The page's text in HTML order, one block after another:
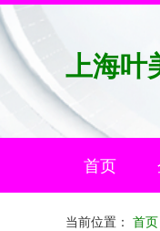
上海叶
首页
当前位置： 首页